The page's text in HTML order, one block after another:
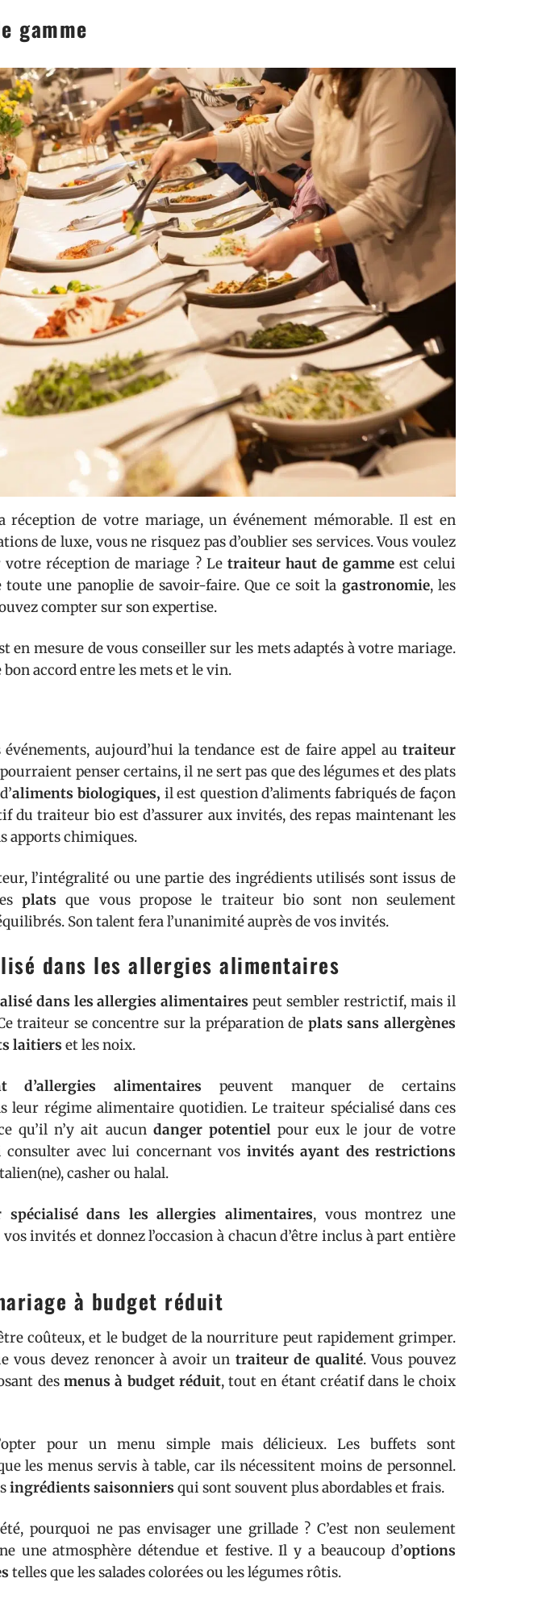
gamme
réception de votre mariage, un événement mémorable. Il est en
de luxe, vous ne risquez pas d’oublier ses services. Vous voulez
réception de mariage ? Le traiteur haut de gammeest celui
toute une panoplie de savoir-faire. Que ce soit la gastronomie, les
compter sur son expertise.
en mesure de vous conseiller sur les mets adaptés à votre mariage.
accord entre les mets et le vin.
aujourd’hui la tendance est de faire appel au traiteur
penser certains, il ne sert pas que des légumes et des plats
aliments biologiques, il est question d’aliments fabriqués de façon
du traiteur bio est d’assurer aux invités, des repas maintenant les
apports chimiques.
l’intégralité ou une partie des ingrédients utilisés sont issus de
plats que vous propose le traiteur bio sont non seulement
Son talent fera l’unanimité auprès de vos invités.
dans les allergies alimentaires
dans les allergies alimentaires peut sembler restrictif, mais il
traiteur se concentre sur la préparation de plats sans allergènes
laitiers et les noix.
d’allergies alimentaires peuvent manquer de certains
leur régime alimentaire quotidien. Le traiteur spécialisé dans ces
qu’il n’y ait aucun danger potentielpour eux le jour de votre
consulter avec lui concernant vos invités ayant des restrictions
casher ou halal.
spécialisé dans les allergies alimentaires, vous montrez une
invités et donnez l’occasion à chacun d’être inclus à part entière
à budget réduit
coûteux, et le budget de la nourriture peut rapidement grimper.
vous devez renoncer à avoir un traiteur de qualité. Vous pouvez
des menus à budget réduit, tout en étant créatif dans le choix
pour un menu simple mais délicieux. Les buffets sont
les menus servis à table, car ils nécessitent moins de personnel.
ingrédients saisonniers qui sont souvent plus abordables et frais.
pourquoi ne pas envisager une grillade ? C’est non seulement
une atmosphère détendue et festive. Il y a beaucoup d’options
telles que les salades colorées ou les légumes rôtis.